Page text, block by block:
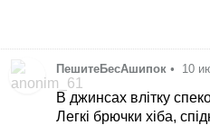
ПешитеБесАшипок • 10
В джинсах влітку
Легкі брючки хіба,